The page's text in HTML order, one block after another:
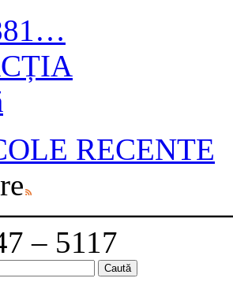
RECENTE
– 5117